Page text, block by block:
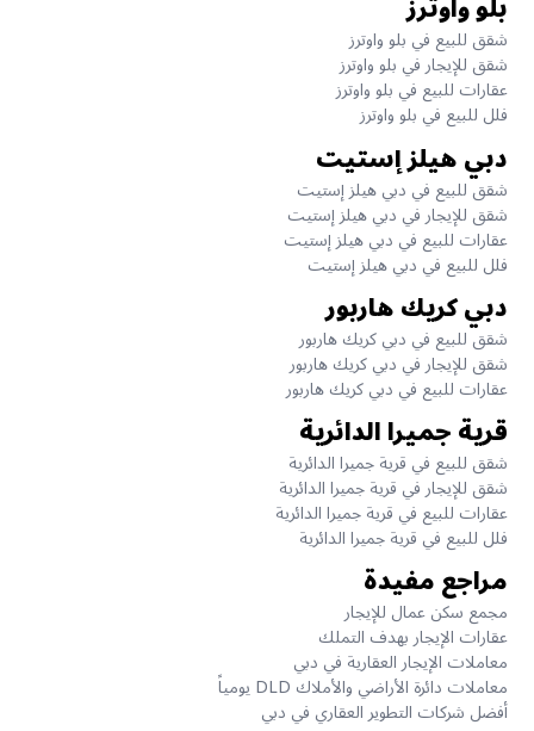
شقق للبيع في بلو واوترز
شقق للإيجار في بلو واوترز
عقارات للبيع في بلو واوترز
فلل للبيع في بلو واوترز
دبي هيلز إستيت
شقق للبيع في دبي هيلز إستيت
شقق للإيجار في دبي هيلز إستيت
عقارات للبيع في دبي هيلز إستيت
فلل للبيع في دبي هيلز إستيت
دبي كريك هاربور
شقق للبيع في دبي كريك هاربور
شقق للإيجار في دبي كريك هاربور
عقارات للبيع في دبي كريك هاربور
قرية جميرا الدائرية
شقق للبيع في قرية جميرا الدائرية
شقق للإيجار في قرية جميرا الدائرية
عقارات للبيع في قرية جميرا الدائرية
فلل للبيع في قرية جميرا الدائرية
مراجع مفيدة
مجمع سكن عمال للإيجار
عقارات الإيجار بهدف التملك
معاملات الإيجار العقارية في دبي
معاملات دائرة الأراضي والأملاك DLD يومياً
أفضل شركات التطوير العقاري في دبي